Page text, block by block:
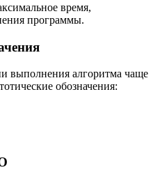
время,
программы.
выполнения алгоритма чаще
обозначения: